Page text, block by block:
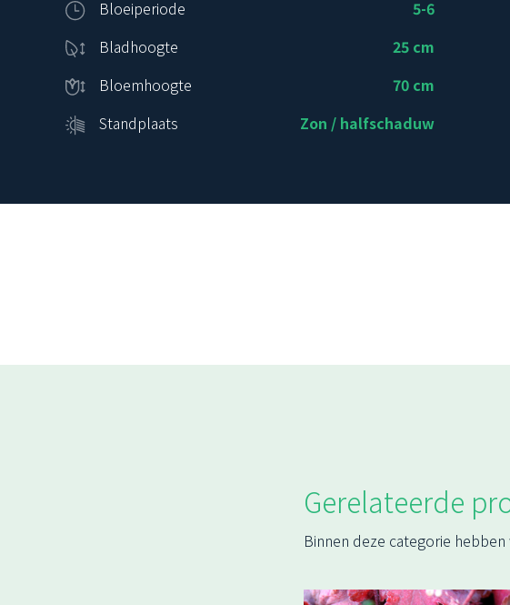
Bloeiperiode
5-6
Bladhoogte
25 cm
Bloemhoogte
70 cm
Standplaats
Zon / halfschaduw
Gerelateerde
Binnen deze categorie